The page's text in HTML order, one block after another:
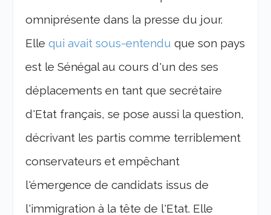
omniprésente dans la presse du jour.
Ellequi avait sous-entendu que son pays
est le Sénégal au cours d'un des ses
déplacements en tant que secrétaire
d'Etat français, se pose aussi la question,
décrivant les partis comme terriblement
conservateurs et empêchant
l'émergence de candidats issus de
l'immigration à la tête de l'Etat. Elle